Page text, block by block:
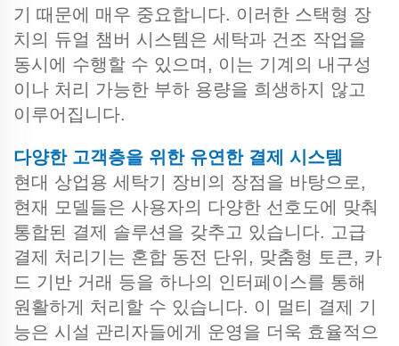
기 때문에 매우 중요합니다. 이러한 스택형 장
치의 듀얼 챔버 시스템은 세탁과 건조 작업을
동시에 수행할 수 있으며, 이는 기계의 내구성
이나 처리 가능한 부하 용량을 희생하지 않고
이루어집니다.
다양한 고객층을 위한 유연한 결제 시스템
현대 상업용 세탁기 장비의 장점을 바탕으로,
현재 모델들은 사용자의 다양한 선호도에 맞춰
통합된 결제 솔루션을 갖추고 있습니다. 고급
결제 처리기는 혼합 동전 단위, 맞춤형 토큰, 카
드 기반 거래 등을 하나의 인터페이스를 통해
원활하게 처리할 수 있습니다. 이 멀티 결제 기
능은 시설 관리자들에게 운영을 더욱 효율적으